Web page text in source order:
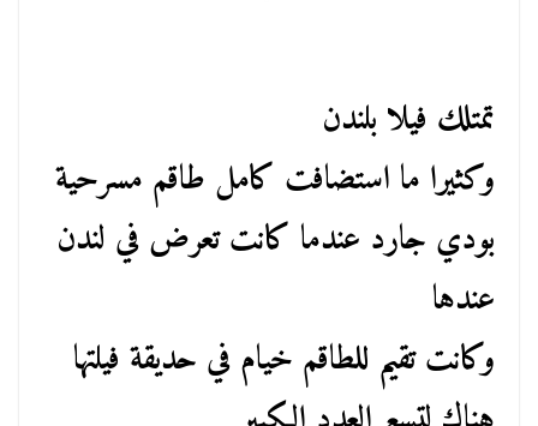
تمتلك فيلا بلندن
وكثيرا ما استضافت كامل طاقم مسرحية
بودي جارد عندما كانت تعرض في لندن
عندها
وكانت تقيم للطاقم خيام في حديقة فيلتها